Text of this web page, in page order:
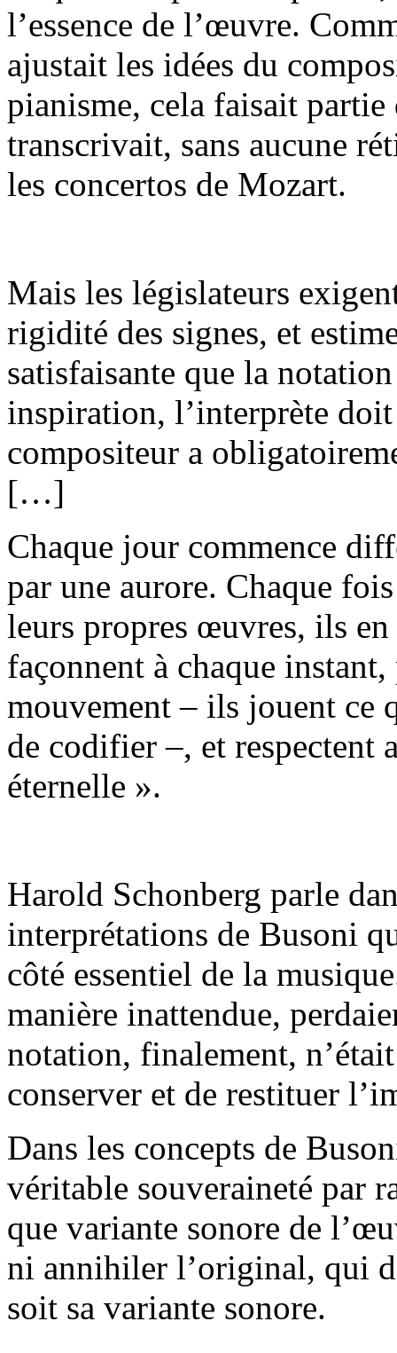
l’essence de l’œuvre.
ajustait les idées du
pianisme, cela faisait
transcrivait, sans aucune
les concertos de Mozart.
Mais les législateurs
rigidité des signes, et
satisfaisante que la
inspiration, l’interprète
compositeur a
[…]
Chaque jour commence
par une aurore. Chaque
leurs propres œuvres, ils
façonnent à chaque
mouvement – ils jouent ce
de codifier –, et respectent
éternelle ».
Harold Schonberg parle
interprétations de Busoni
côté essentiel de la
manière inattendue,
notation, finalement,
conserver et de restituer
Dans les concepts de
véritable souveraineté par
que variante sonore de
ni annihiler l’original, qui
soit sa variante sonore.